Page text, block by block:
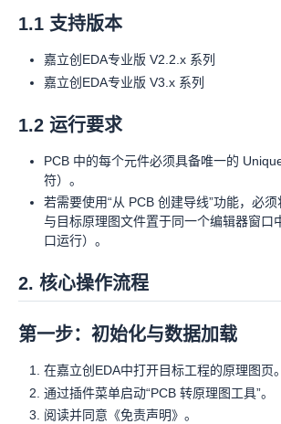
1.1 支持版本
嘉立创EDA专业版 V2.2.x 系列
嘉立创EDA专业版 V3.x 系列
1.2 运行要求
PCB 中的每个元件必须具备唯一的
符）。
若需要使用“从 PCB 创建导线”功能，必
与目标原理图文件置于同一个编辑器窗口
口运行）。
2. 核心操作流程
第一步：初始化与数据加载
在嘉立创EDA中打开目标工程的原理图页。
通过插件菜单启动“PCB 转原理图工具”。
阅读并同意《免责声明》。